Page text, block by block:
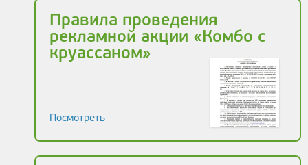
Правила проведения
рекламной акции «Комбо с
круассаном»
Посмотреть